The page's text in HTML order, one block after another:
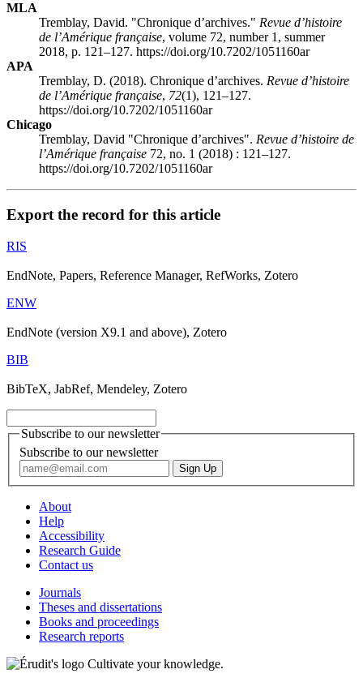
MLA
Tremblay, David. "Chronique d’archives." Revue d’histoire
de l’Amérique française, volume 72, number 1, summer
2018, p. 121–127. https://doi.org/10.7202/1051160ar
APA
Tremblay, D. (2018). Chronique d’archives. Revue d’histoire
de l’Amérique française, 72(1), 121–127.
https://doi.org/10.7202/1051160ar
Chicago
Tremblay, David "Chronique d’archives". Revue d’histoire de
l’Amérique française 72, no. 1 (2018) : 121–127.
https://doi.org/10.7202/1051160ar
Export the record for this article
RIS
EndNote, Papers, Reference Manager, RefWorks, Zotero
ENW
EndNote (version X9.1 and above), Zotero
BIB
BibTeX, JabRef, Mendeley, Zotero
Subscribe to our newsletter
Subscribe to our newsletter
About
Help
Accessibility
Research Guide
Contact us
Journals
Theses and dissertations
Books and proceedings
Research reports
Cultivate your knowledge.